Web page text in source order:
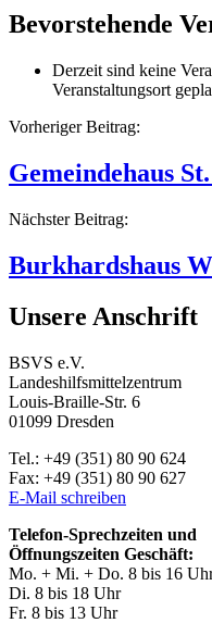
Bevorstehende
Derzeit sind keine
Veranstaltungsort
Beitragsnavigation
Vorheriger Beitrag:
Gemeindehaus
Nächster Beitrag:
Burkhardshaus
Unsere Anschrift
BSVS e.V.
Landeshilfsmittelzentrum
Louis-Braille-Str. 6
01099 Dresden
Tel.: +49 (351) 80 90 624
Fax: +49 (351) 80 90 627
E-Mail schreiben
Telefon-Sprechzeiten und
Öffnungszeiten Geschäft:
Mo. + Mi. + Do. 8 bis 16
Di. 8 bis 18 Uhr
Fr. 8 bis 13 Uhr